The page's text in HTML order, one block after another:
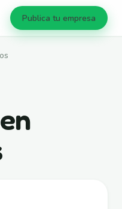
Publica tu empresa